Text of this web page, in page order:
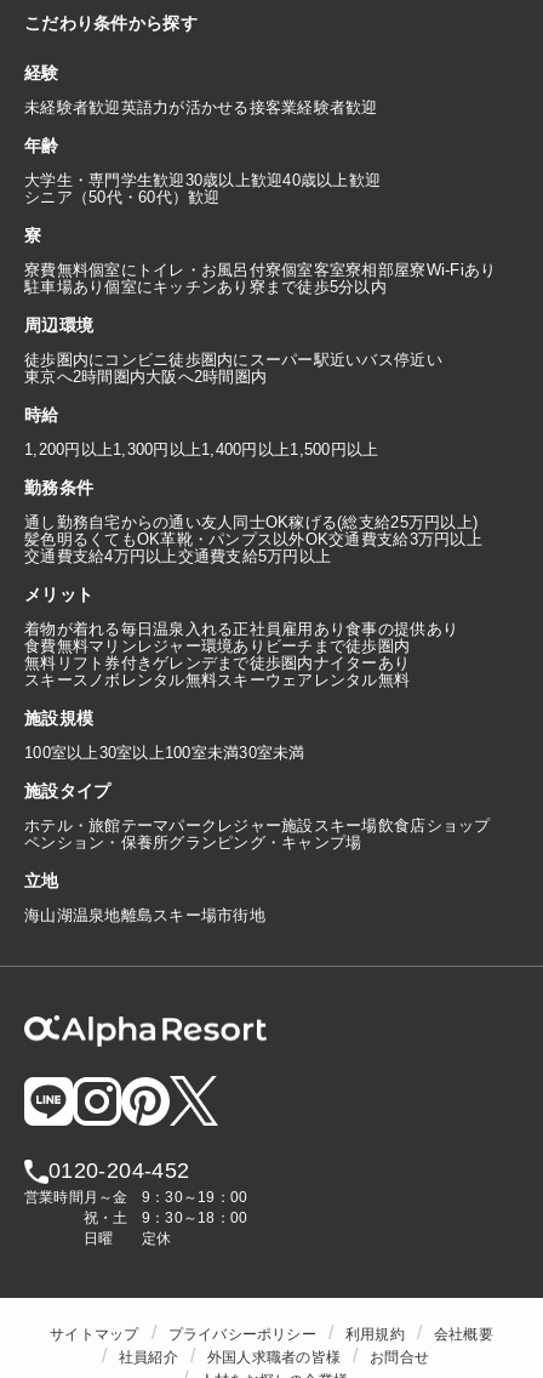
こだわり条件から探す
経験
未経験者歓迎英語力が活かせる接客業経験者歓迎
年齢
大学生・専門学生歓迎30歳以上歓迎40歳以上歓迎
シニア（50代・60代）歓迎
寮
寮費無料個室にトイレ・お風呂付寮個室客室寮相部屋寮Wi-Fiあり
駐車場あり個室にキッチンあり 寮まで徒歩5分以内
周辺環境
徒歩圏内にコンビニ徒歩圏内にスーパー駅近いバス停近い
東京へ2時間圏内大阪へ2時間圏内
時給
1,200円以上1,300円以上1,400円以上1,500円以上
勤務条件
通し勤務自宅からの通い友人同士OK稼げる(総支給25万円以上)
髪色明るくてもOK革靴・パンプス以外OK交通費支給3万円以上
交通費支給4万円以上交通費支給5万円以上
メリット
着物が着れる毎日温泉入れる正社員雇用あり食事の提供あり
食費無料マリンレジャー環境あり ビーチまで徒歩圏内
無料リフト券付きゲレンデまで徒歩圏内ナイターあり
スキースノボレンタル無料スキーウェアレンタル無料
施設規模
100室以上30室以上100室未満30室未満
施設タイプ
ホテル・旅館テーマパーク レジャー施設 スキー場飲食店ショップ
ペンション・保養所グランピング・キャンプ場
立地
海山湖温泉地離島 スキー場市街地
0120-204-452
営業時間 月～金
9：30～19：00
祝・土
9：30～18：00
日曜
定休
サイトマップ プライバシーポリシー 利用規約
会社概要
社員紹介
外国人求職者の皆様
お問合せ